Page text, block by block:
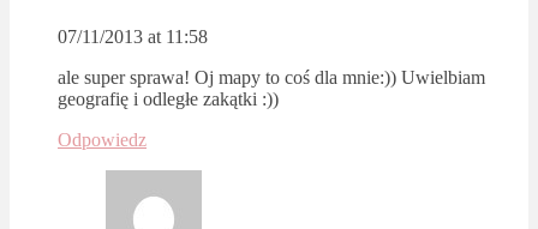
07/11/2013 at 11:58
ale super sprawa! Oj mapy to coś dla mnie:)) Uwielbiam
geografię i odległe zakątki :))
Odpowiedz